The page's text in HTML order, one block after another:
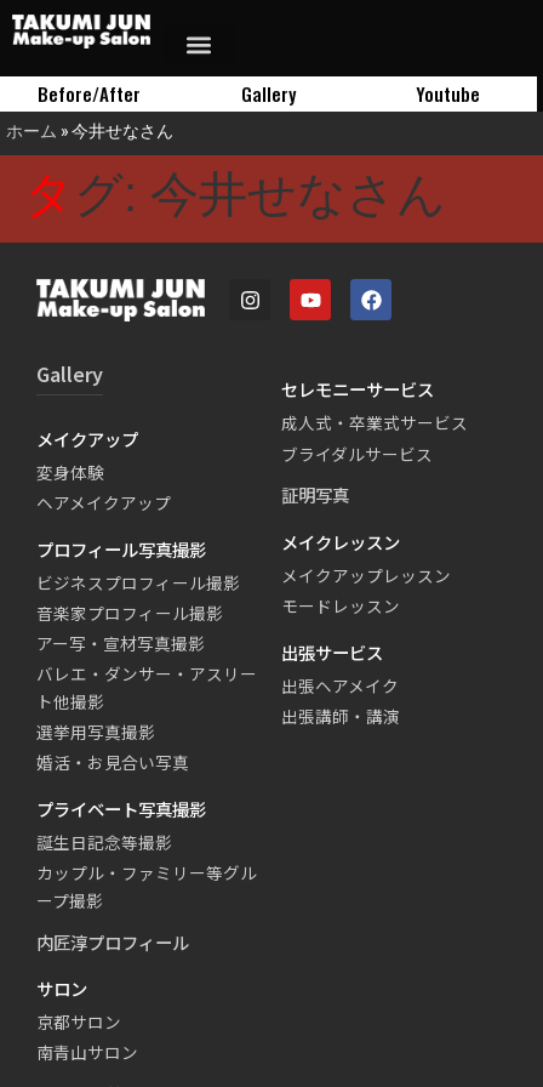
Before/After Gallery Youtube
ホーム »今井せなさん
タグ: 今井せなさん
Gallery
メイクアップ
変身体験
ヘアメイクアップ
プロフィール写真撮影
ビジネスプロフィール撮影
音楽家プロフィール撮影
アー写・宣材写真撮影
バレエ・ダンサー・アスリー
ト他撮影
選挙用写真撮影
婚活・お見合い写真
プライベート写真撮影
誕生日記念等撮影
カップル・ファミリー等グル
ープ撮影
セレモニーサービス
成人式・卒業式サービス
ブライダルサービス
証明写真
メイクレッスン
メイクアップレッスン
モードレッスン
出張サービス
出張ヘアメイク
出張講師・講演
内匠淳プロフィール
サロン
京都サロン
南青山サロン